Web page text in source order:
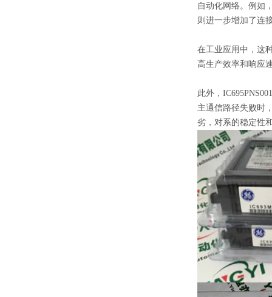
自动化网络。例如
则进一步增加了连
在工业应用中，这
高生产效率和响应
此外，
主通信路径失败时
劣，对系的稳定性